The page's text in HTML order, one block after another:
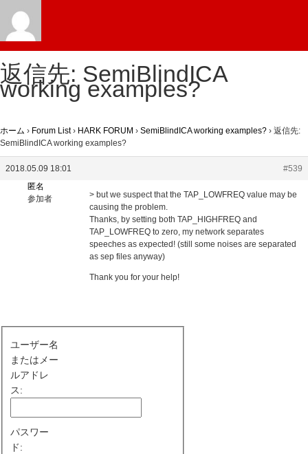
返信先: SemiBlindICA
working examples?
ホーム › Forum List › HARK FORUM › SemiBlindICA working examples? › 返信先:
SemiBlindICA working examples?
2018.05.09 18:01
#539
匿名
参加者
> but we suspect that the TAP_LOWFREQ value may be
causing the problem.
Thanks, by setting both TAP_HIGHFREQ and
TAP_LOWFREQ to zero, my network separates
speeches as expected! (still some noises are separated
as sep files anyway)
Thank you for your help!
ユーザー名
またはメー
ルアドレ
ス:
パスワー
ド: